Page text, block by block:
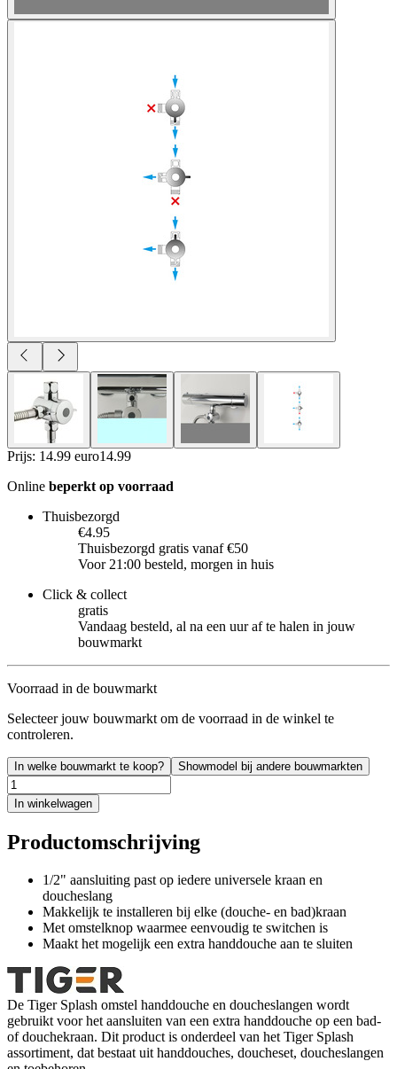
Prijs: 14.99 euro14.99
Online beperkt op voorraad
Thuisbezorgd
€4.95
Thuisbezorgd gratis vanaf €50
Voor 21:00 besteld, morgen in huis
Click & collect
gratis
Vandaag besteld, al na een uur af te halen in jouw
bouwmarkt
Voorraad in de bouwmarkt
Selecteer jouw bouwmarkt om de voorraad in de winkel te
controleren.
In welke bouwmarkt te koop? Showmodel bij andere bouwmarkten
In winkelwagen
Productomschrijving
1/2" aansluiting past op iedere universele kraan en
doucheslang
Makkelijk te installeren bij elke (douche- en bad)kraan
Met omstelknop waarmee eenvoudig te switchen is
Maakt het mogelijk een extra handdouche aan te sluiten
De Tiger Splash omstel handdouche en doucheslangen wordt
gebruikt voor het aansluiten van een extra handdouche op een bad-
of douchekraan. Dit product is onderdeel van het Tiger Splash
assortiment, dat bestaat uit handdouches, doucheset, doucheslangen